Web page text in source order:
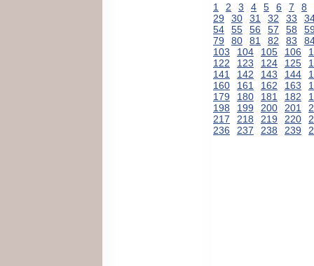
1 2 3 4 5 6 7
8
29
30 31 32 33
54
55 56 57 58
79
80 81 82 83
103
104 105 106
122
123 124 125
141
142 143 144
160
161 162 163
179
180 181 182
198
199 200 201
217
218 219 220
236
237 238 239